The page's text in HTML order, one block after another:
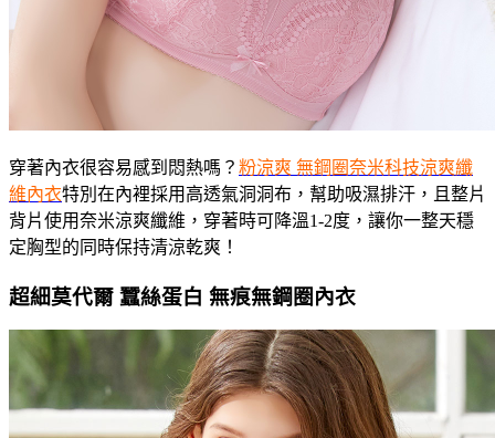
穿著內衣很容易感到悶熱嗎？ 粉涼爽 無鋼圈奈米科技涼爽纖
維內衣特別在內裡採用高透氣洞洞布，幫助吸濕排汗，且整片
背片使用奈米涼爽纖維，穿著時可降溫1-2度，讓你一整天穩
定胸型的同時保持清涼乾爽！
超細莫代爾 蠶絲蛋白 無痕無鋼圈內衣